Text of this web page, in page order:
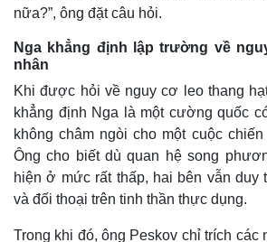
Cuộc sống đó đây
nữa?”, ông đặt câu hỏi.
Nga khẳng định lập trường về
nhân
Khi được hỏi về nguy cơ leo thang
khẳng định Nga là một cường quốc
không châm ngòi cho một cuộc
Ông cho biết dù quan hệ song
hiện ở mức rất thấp, hai bên vẫn duy
và đối thoại trên tinh thần thực dụng.
Trong khi đó, ông Peskov chỉ trích các